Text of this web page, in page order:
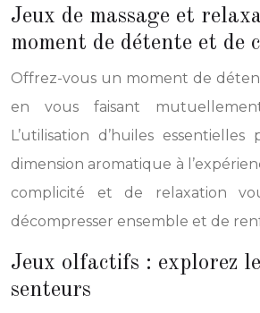
Jeux de massage et
moment de détente et de
Offrez-vous un moment de
en vous faisant
L’utilisation d’huiles
dimension aromatique à
complicité et de relaxation
décompresser ensemble et de
Jeux olfactifs : explorez
senteurs